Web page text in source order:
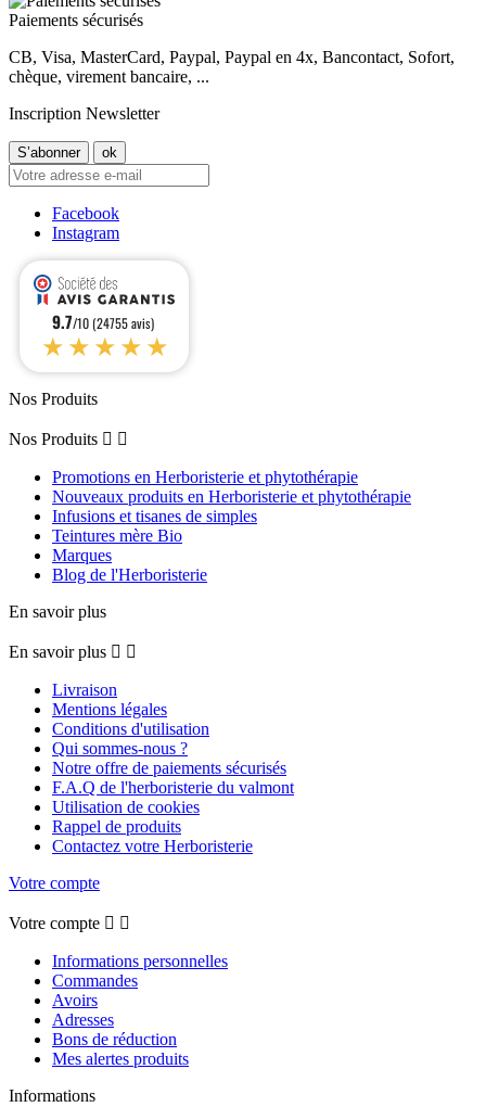
Paiements sécurisés
CB, Visa, MasterCard, Paypal, Paypal en 4x, Bancontact, Sofort,
chèque, virement bancaire, ...
Inscription Newsletter
Facebook
Instagram
9.7/10 (24755 avis)
★★★★★
Nos Produits
Nos Produits  
Promotions en Herboristerie et phytothérapie
Nouveaux produits en Herboristerie et phytothérapie
Infusions et tisanes de simples
Teintures mère Bio
Marques
Blog de l'Herboristerie
En savoir plus
En savoir plus  
Livraison
Mentions légales
Conditions d'utilisation
Qui sommes-nous ?
Notre offre de paiements sécurisés
F.A.Q de l'herboristerie du valmont
Utilisation de cookies
Rappel de produits
Contactez votre Herboristerie
Votre compte
Votre compte  
Informations personnelles
Commandes
Avoirs
Adresses
Bons de réduction
Mes alertes produits
Informations